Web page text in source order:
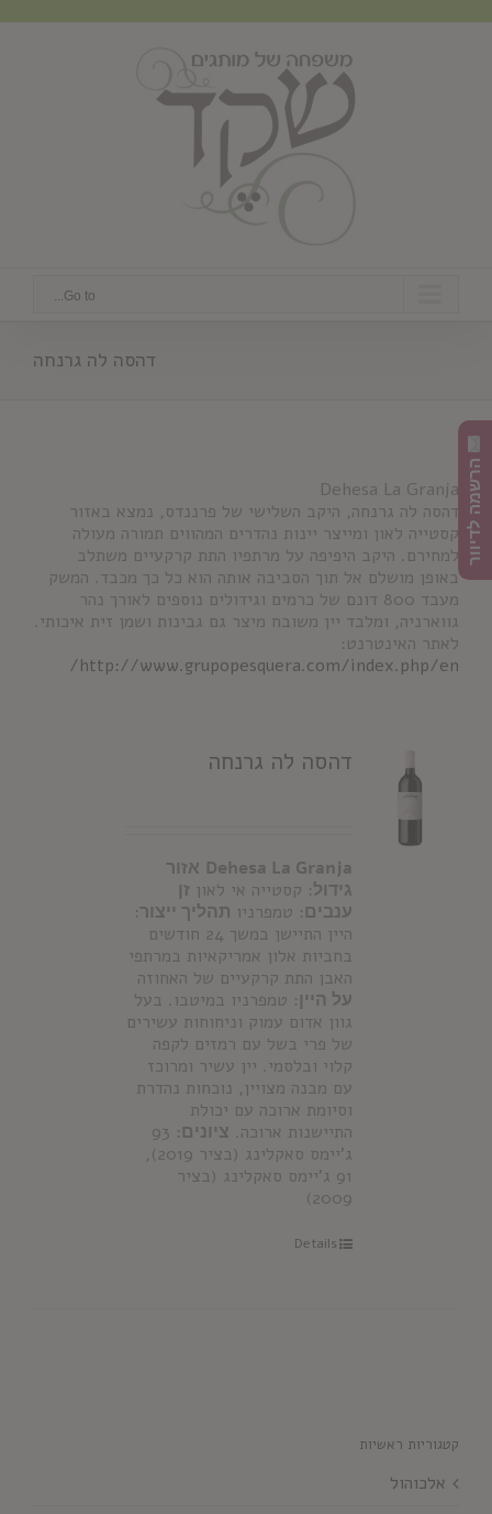
Go to...
דהסה לה גרנחה
Dehesa La Granja
דהסה לה גרנחה, היקב השלישי של פרננדס, נמצא באזור
קסטייה לאון ומייצר יינות נהדרים המהווים תמורה מעולה
למחירם. היקב היפיפה על מרתפיו התת קרקעיים משתלב
באופן מושלם אל תוך הסביבה אותה הוא כל כך מכבד. המשק
מעבד 800 דונם של כרמים וגידולים נוספים לאורך נהר
גווארניה, ומלבד יין משובח מיצר גם גבינות ושמן זית איכותי.
לאתר האינטרנט:
http://www.grupopesquera.com/index.php/en/
דהסה לה גרנחה
Dehesa La Granja אזור
גידול: קסטייה אי לאון זן
ענבים: טמפרניו תהליך ייצור:
היין התיישן במשך 24 חודשים
בחביות אלון אמריקאיות במרתפי
האבן התת קרקעיים של האחוזה
על היין: טמפרניו במיטבו. בעל
גוון אדום עמוק וניחוחות עשירים
של פרי בשל עם רמזים לקפה
קלוי ובלסמי. יין עשיר ומרוכז
עם מבנה מצויין, נוכחות נהדרת
וסיומת ארוכה עם יכולת
התיישנות ארוכה. ציונים: 93
ג'יימס סאקלינג (בציר 2019),
91 ג'יימס סאקלינג (בציר
2009)
Details
קטגוריות ראשיות
אלכוהול
הרשמה לדיוור